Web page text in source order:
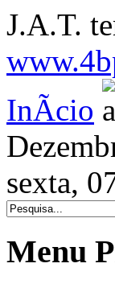
J.A.T.
InÃ­cio
sexta,
Menu